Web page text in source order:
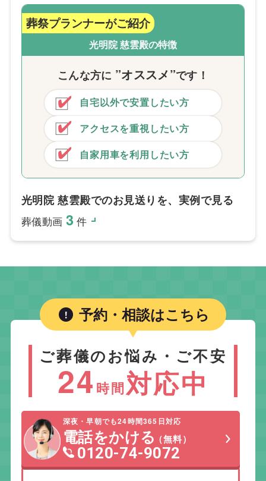
葬祭プランナーがご紹介
光明院 慈雲殿の特徴
こんな方に ”オススメ”です！
自宅以外で安置したい方
アクセスを重視したい方
自家用車を利用したい方
光明院 慈雲殿でのお見送りを、実例で見る
葬儀動画 3 件
予約・相談はこちら
ご葬儀のお悩み・ご不安
24 時間対応中
深夜・早朝でも24時間365日対応
電話をかける（無料）
0120-74-9072